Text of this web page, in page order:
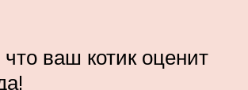
ваш котик оценит